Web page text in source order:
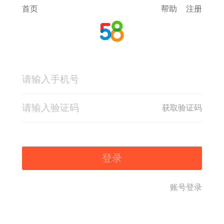
首页 帮助 注册
获取验证码
登录
账号登录